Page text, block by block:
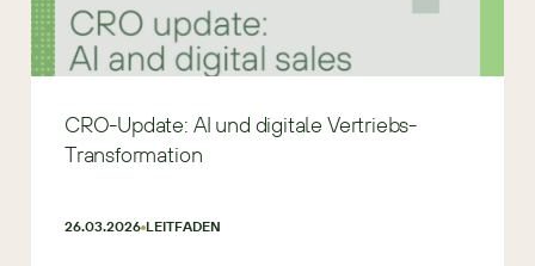
CRO-Update: AI und digitale Vertriebs-
Transformation
26.03.2026 LEITFADEN